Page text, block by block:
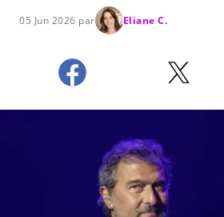
05 Jun 2026 par Eliane C.